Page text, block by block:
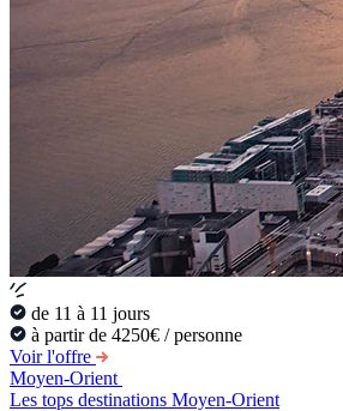
de 11 à 11 jours
à partir de 4250€ / personne
Voir l'offre
Moyen-Orient
Les tops destinations Moyen-Orient